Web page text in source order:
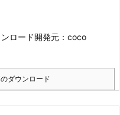
ロード開発元： coco
ダウンロード